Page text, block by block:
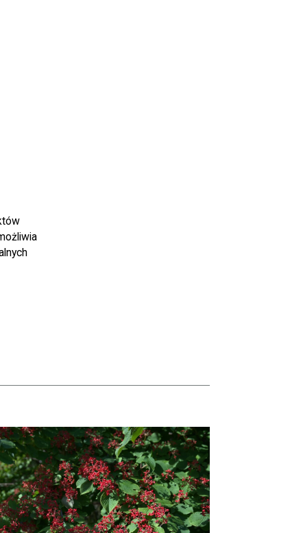
o Hortensje i kalina zdobią otoczenie Biblioteki Narodowej